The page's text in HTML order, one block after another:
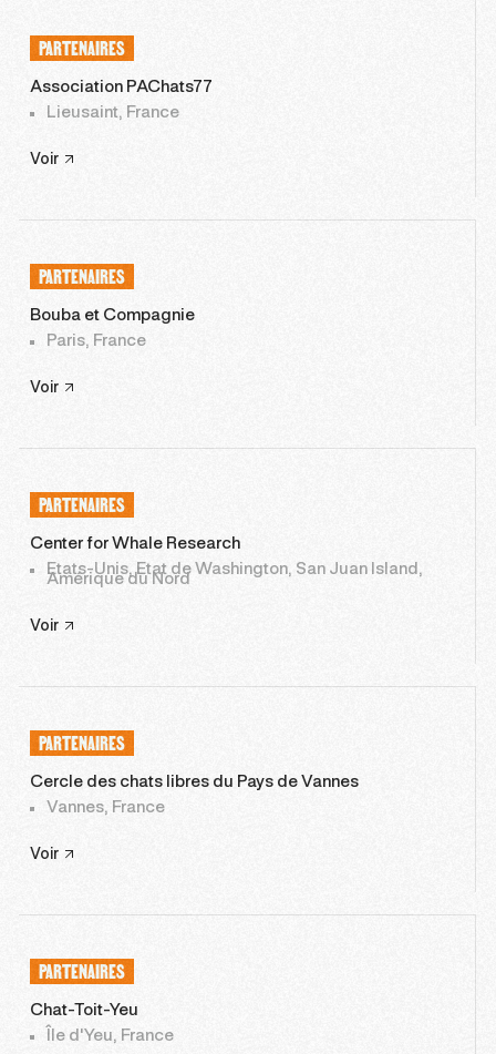
PARTENAIRES
Association PAChats77
Lieusaint, France
Voir
PARTENAIRES
Bouba et Compagnie
Paris, France
Voir
PARTENAIRES
Center for Whale Research
Etats-Unis, Etat de Washington, San Juan Island,
Amérique du Nord
Voir
PARTENAIRES
Cercle des chats libres du Pays de Vannes
Vannes, France
Voir
PARTENAIRES
Chat-Toit-Yeu
Île d'Yeu, France